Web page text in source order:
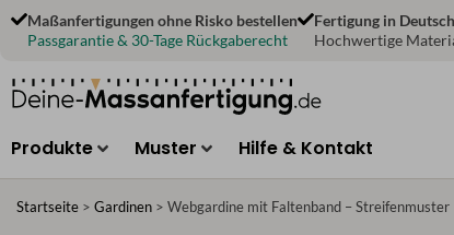
Zum
Inhalt
Maßanfertigungen ohne Risko bestellen
Passgarantie & 30-Tage Rückgaberecht
Fertigung in
Hochwertige
Produkte Muster Hilfe & Kontakt
Startseite > Gardinen > Webgardine mit Faltenband – Streifenmuster